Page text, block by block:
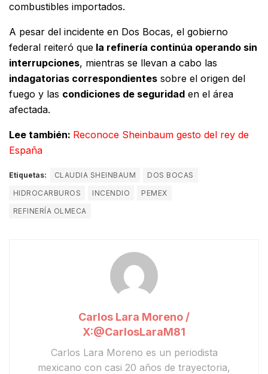
combustibles importados.
A pesar del incidente en Dos Bocas, el gobierno
federal reiteró que la refinería continúa operando sin
interrupciones, mientras se llevan a cabo las
indagatorias correspondientes sobre el origen del
fuego y las condiciones de seguridad en el área
afectada.
Lee también: Reconoce Sheinbaum gesto del rey de
España
Etiquetas: CLAUDIA SHEINBAUM
DOS BOCAS
HIDROCARBUROS
INCENDIO
PEMEX
REFINERÍA OLMECA
Carlos Lara Moreno /
X:@CarlosLaraM81
Carlos Lara Moreno es un periodista
mexicano con casi 20 años de trayectoria,